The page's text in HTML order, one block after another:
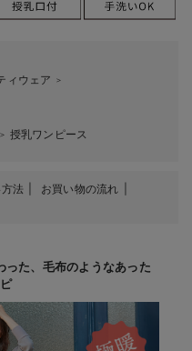
ィウェア ＞
＞ 授乳ワンピース
法
お買い物の流れ
った、毛布のようなあった